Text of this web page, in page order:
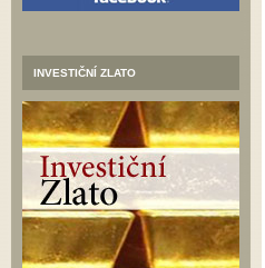
INVESTIČNÍ ZLATO